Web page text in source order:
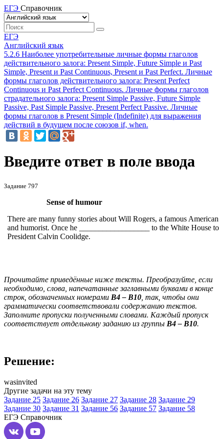
ЕГЭ Справочник
ЕГЭ
Английский язык
5.2.6 Наиболее употребительные личные формы глаголов
действительного залога: Present Simple, Future Simple и Past
Simple, Present и Past Continuous, Present и Past Perfect. Личные
формы глаголов действительного залога: Present Perfect
Continuous и Past Perfect Continuous. Личные формы глаголов
страдательного залога: Present Simple Passive, Future Simple
Passive, Past Simple Passive, Present Perfect Passive. Личные
формы глаголов в Present Simple (Indefinite) для выражения
действий в будущем после союзов if, when.
Введите ответ в поле ввода
Задание 797
Sense of humour
There are many funny stories about Will Rogers, a famous
and humorist. Once he __________________ to the White House
President Calvin Coolidge.
Прочитайте приведённые ниже тексты. Преобразуйте, если
необходимо, слова, напечатанные заглавными буквами в конце
строк, обозначенных номерами B4 – B10 , так, чтобы они
грамматически соответствовали содержанию текстов.
Заполните пропуски полученными словами. Каждый пропуск
соответствует отдельному заданию из группы B4 – B10.
Решение:
wasinvited
Другие задачи на эту тему
Задание 25 Задание 26 Задание 27 Задание 28 Задание 29
Задание 30 Задание 31 Задание 56 Задание 57 Задание 58
ЕГЭ Справочник